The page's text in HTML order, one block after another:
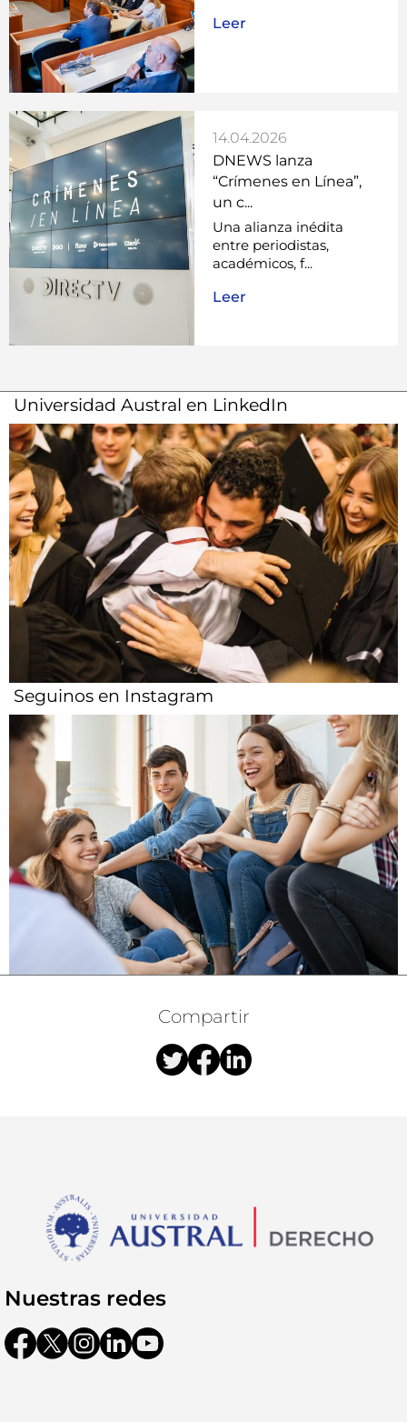
Leer
14.04.2026
DNEWS lanza
“Crímenes en Línea”,
un c...
Una alianza inédita
entre periodistas,
académicos, f...
Leer
Universidad Austral en LinkedIn
Seguinos en Instagram
Compartir
Nuestras redes